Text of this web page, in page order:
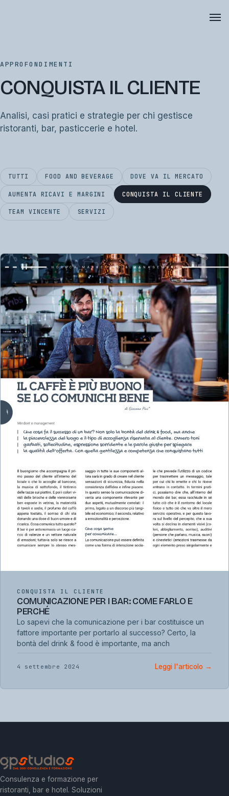
APPROFONDIMENTI
CONQUISTA IL CLIENTE
Analisi, casi pratici e strategie per chi gestisce
ristoranti, bar, pasticcerie e hotel.
TUTTI FOOD AND BEVERAGE DOVE VA IL MERCATO
AUMENTA RICAVI E MARGINI CONQUISTA IL CLIENTE
TEAM VINCENTE SERVIZI
CONQUISTA IL CLIENTE
COMUNICAZIONE PER I BAR: COME FARLO E
PERCHÉ
Lo sapevi che la comunicazione per i bar costituisce un
fattore importante per portarlo al successo? Certo, la
bontà del drink & food è importante, ma anch
4 settembre 2024 Leggi l'articolo →
Consulenza e formazione per
ristoranti, bar e hotel. Soluzioni